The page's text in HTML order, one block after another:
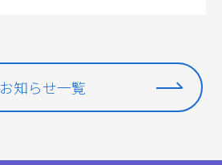
お知らせ一覧